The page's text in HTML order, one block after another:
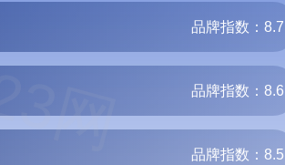
品牌指数：8.7
品牌指数：8.6
品牌指数：8.5
网